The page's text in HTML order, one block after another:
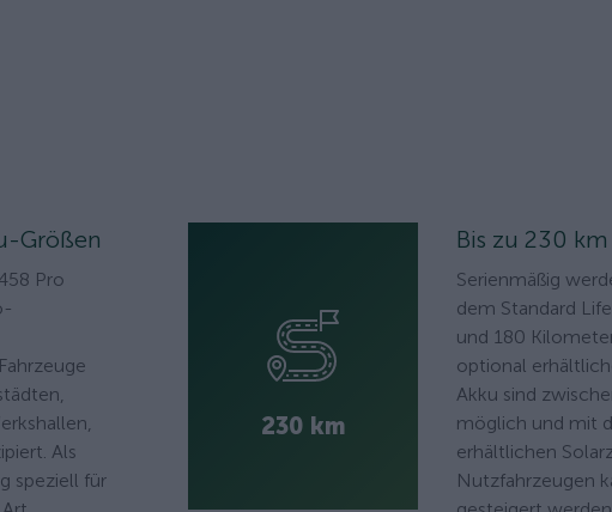
Größen
Pro
Als
speziell für
230 km
Bis zu 230
Serienmäßig
dem Standard
und 180
optional
Akku sind
möglich und mit
erhältlichen
Nutzfahrzeugen